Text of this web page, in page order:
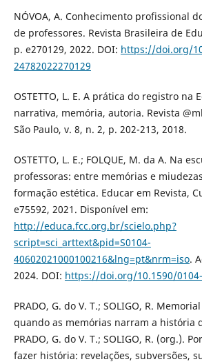
NÓVOA, A. Conhecimento profissional
de professores. Revista Brasileira de
p. e270129, 2022. DOI: https://doi.org/
24782022270129
OSTETTO, L. E. A prática do registro na
narrativa, memória, autoria. Revista
São Paulo, v. 8, n. 2, p. 202-213, 2018.
OSTETTO, L. E.; FOLQUE, M. da A. Na
professoras: entre memórias e
formação estética. Educar em Revista,
e75592, 2021. Disponível em:
http://educa.fcc.org.br/scielo.php?
script=sci_arttext&pid=S0104-
40602021000100216&lng=pt&nrm=iso.
2024. DOI: https://doi.org/10.1590/
PRADO, G. do V. T.; SOLIGO, R.
quando as memórias narram a história
PRADO, G. do V. T.; SOLIGO, R. (org.).
fazer história: revelações, subversões,